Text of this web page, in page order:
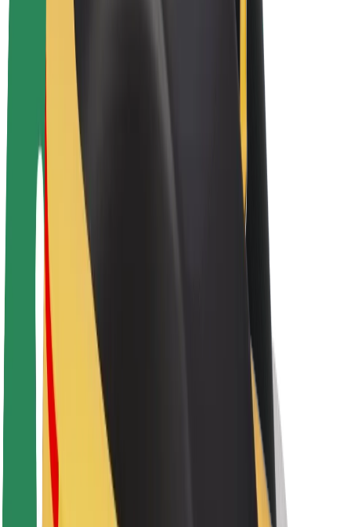
Comercios de Bolt Food
Flotas
Franquicias
Empresa
Trabaja con nosotros
Acerca de Bolt
Sostenibilidad en Bolt
Project Zero
Blog
Sala de prensa
Directrices de la marca
Misión
Relación con inversores
Liderazgo
Medios
Fondo Urbano
Seguridad
Seguridad para usuarios